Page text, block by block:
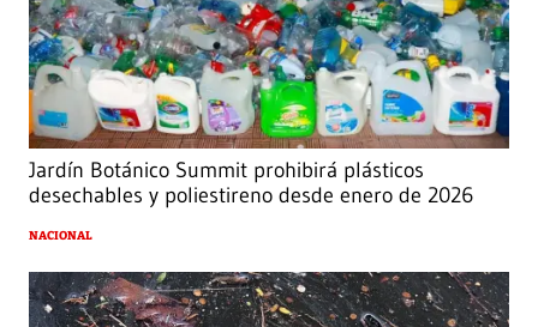
Jardín Botánico Summit prohibirá plásticos
desechables y poliestireno desde enero de 2026
NACIONAL